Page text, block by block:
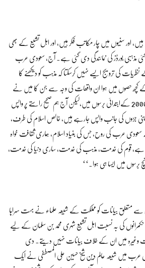
اور سنیوں میں چار مکاتب فکر ہیں، اور اہل تشیع کے بھی
کئی مذہبی بورڈز کی نمائندگی دی گئی ہے۔ آج، سعودی عرب
کی ترویج ایسے نہیں کرسکتا کہ مذہب کو دیکھنے کا
کے کچھ حصوں میں ہوا ان واقعات کی وجہ سے جن کا میں نے
ذکر کیا، بالخصوص 80، اور 90 اور 2000 کےابتدائی برسوں میں،لیکن آج ہم صحیح راستے پر واپس
جڑوں کی جانب واپس جارہے ہیں، خالص اسلام کی طرف،
عرب کی روح، جس کی بنیاد اسلام، ہماری ثقافت خواہ
ہے، قوم کی خدمت، مذہب کی خدمت، ساری دنیا کی خدمت،
برسوں میں ایسا ہی ہوا۔‘‘
سے متعلق بیانات کو مملکت کے شیعہ علماء نے بہت سراہا
حکمرانوں کی بہ نسبت اہل تشیع شہری محمد بن سلمان کے لیے
وغیرہ میں ان کے خلاف بیانات نہیں دیتے۔ دی
عرب میں شیعہ عالم دین شیخ حسین علی المصطفی نے ایک